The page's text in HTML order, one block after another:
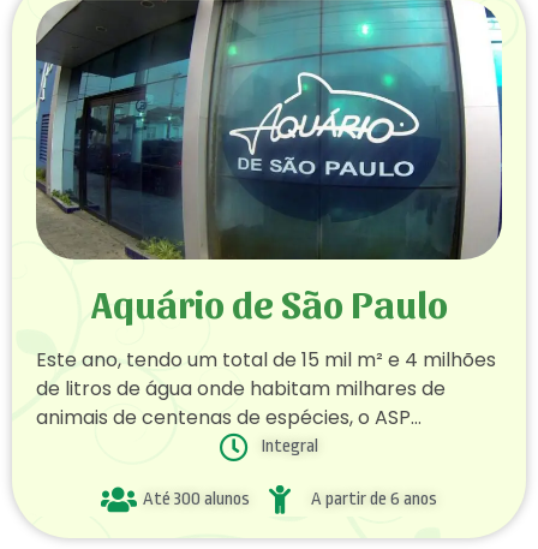
Aquário de São Paulo
Este ano, tendo um total de 15 mil m² e 4 milhões
de litros de água onde habitam milhares de
animais de centenas de espécies, o ASP
completa 11 anos de história, mantendo-se como
de animais. Além disso, ao longo desses anos de
história, o ASP tem contribuído com diversos
Integral
Até 300 alunos A partir de 6 anos